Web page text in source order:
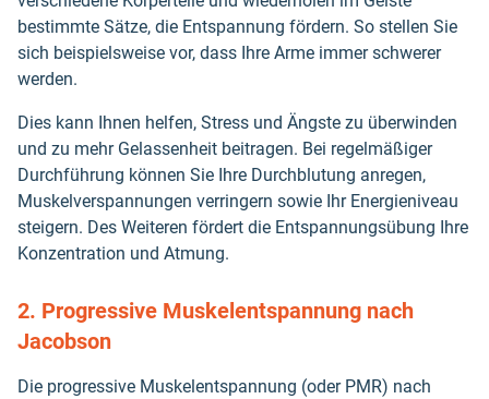
bestimmte Sätze, die Entspannung fördern. So stellen Sie
sich beispielsweise vor, dass Ihre Arme immer schwerer
werden.
Dies kann Ihnen helfen, Stress und Ängste zu überwinden
und zu mehr Gelassenheit beitragen. Bei regelmäßiger
Durchführung können Sie Ihre Durchblutung anregen,
Muskelverspannungen verringern sowie Ihr Energieniveau
steigern. Des Weiteren fördert die Entspannungsübung Ihre
Konzentration und Atmung.
2. Progressive Muskelentspannung nach
Jacobson
Die progressive Muskelentspannung (oder PMR) nach